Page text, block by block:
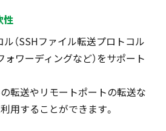
性
ル（SSHファイル転送プロトコル
ォワーディングなど）をサポート
転送やリモートポートの転送な
用することができます。